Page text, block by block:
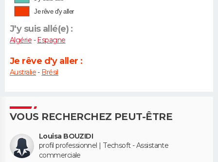
Je rêve d'y aller
J'y suis allé(e) :
Algérie -Espagne
Je rêve d'y aller :
Australie- Brésil
VOUS RECHERCHEZ PEUT-ÊTRE
Louisa BOUZIDI
profil professionnel | Techsoft - Assistante
commerciale